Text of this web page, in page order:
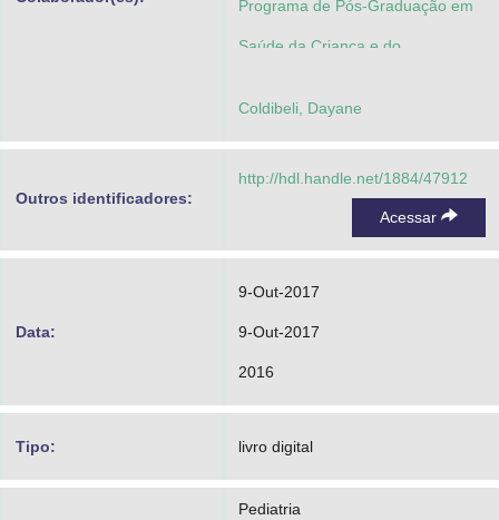
Programa de Pós-Graduação em
Saúde da Criança e do
Coldibeli, Dayane
Outros identificadores:
http://hdl.handle.net/1884/47912
Acessar
Data:
9-Out-2017
9-Out-2017
2016
Tipo: livro digital
Pediatria